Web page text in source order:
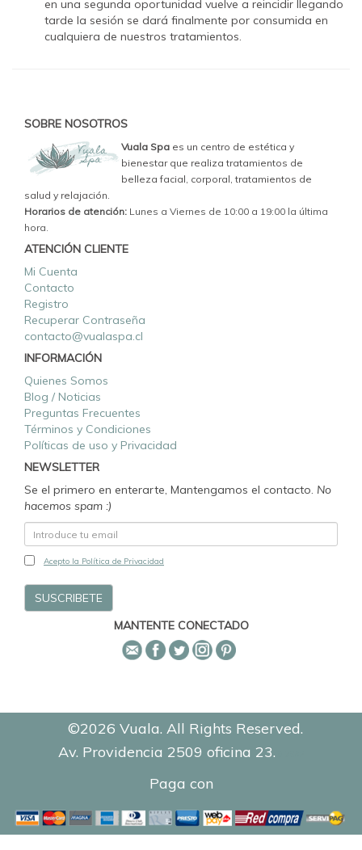
en una segunda oportunidad vuelve a reincidir llegando
tarde la sesión se dará finalmente por consumida en
cualquiera de nuestros tratamientos.
SOBRE NOSOTROS
Vuala Spa es un centro de estética y
bienestar que realiza tratamientos de
belleza facial, corporal, tratamientos de
salud y relajación.
Horarios de atención: Lunes a Viernes de 10:00 a 19:00 la última
hora.
ATENCIÓN CLIENTE
Mi Cuenta
Contacto
Registro
Recuperar Contraseña
contacto@vualaspa.cl
INFORMACIÓN
Quienes Somos
Blog / Noticias
Preguntas Frecuentes
Términos y Condiciones
Políticas de uso y Privacidad
NEWSLETTER
Se el primero en enterarte, Mantengamos el contacto. No
hacemos spam :)
Acepto la Política de Privacidad
MANTENTE CONECTADO
©2026 Vuala. All Rights Reserved.
Av. Providencia 2509 oficina 23.
Paga con